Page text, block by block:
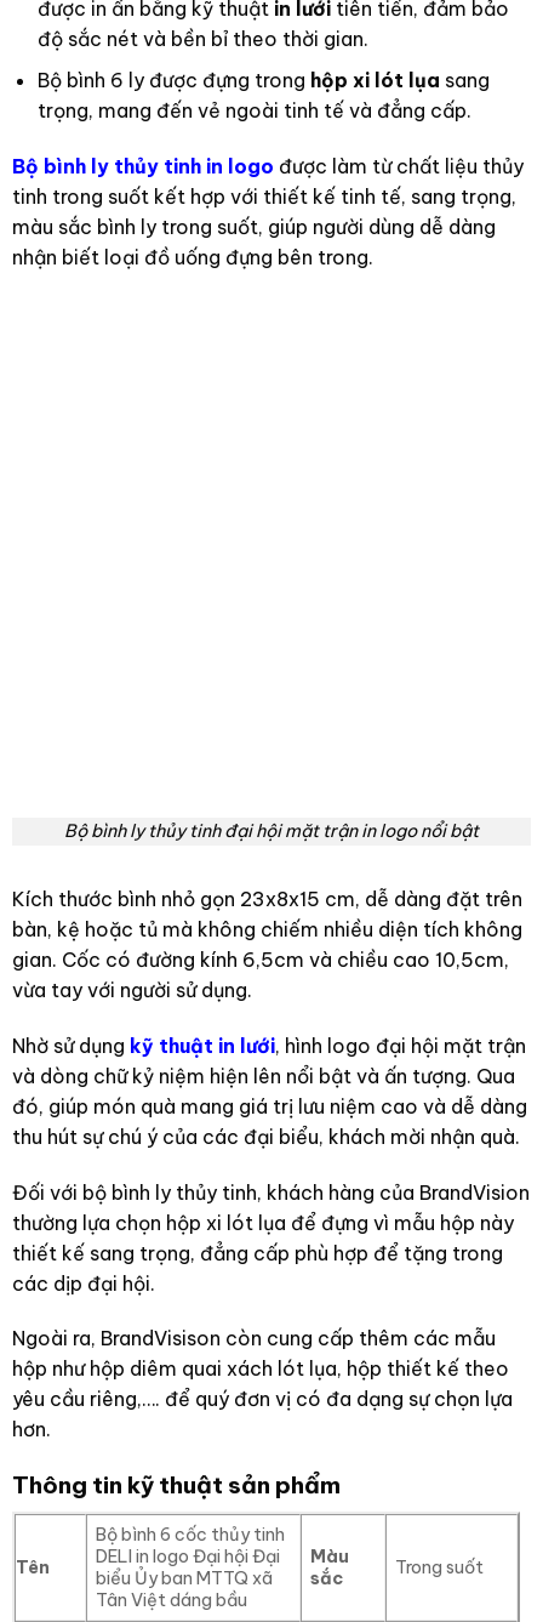
được in ấn bằng kỹ thuật in lưới tiên tiến, đảm bảo
độ sắc nét và bền bỉ theo thời gian.
Bộ bình 6 ly được đựng trong hộp xi lót lụa sang
trọng, mang đến vẻ ngoài tinh tế và đẳng cấp.
Bộ bình ly thủy tinh in logo được làm từ chất liệu thủy
tinh trong suốt kết hợp với thiết kế tinh tế, sang trọng,
màu sắc bình ly trong suốt, giúp người dùng dễ dàng
nhận biết loại đồ uống đựng bên trong.
Bộ bình ly thủy tinh đại hội mặt trận in logo nổi bật
Kích thước bình nhỏ gọn 23x8x15 cm, dễ dàng đặt trên
bàn, kệ hoặc tủ mà không chiếm nhiều diện tích không
gian. Cốc có đường kính 6,5cm và chiều cao 10,5cm,
vừa tay với người sử dụng.
Nhờ sử dụng kỹ thuật in lưới, hình logo đại hội mặt trận
và dòng chữ kỷ niệm hiện lên nổi bật và ấn tượng. Qua
đó, giúp món quà mang giá trị lưu niệm cao và dễ dàng
thu hút sự chú ý của các đại biểu, khách mời nhận quà.
Đối với bộ bình ly thủy tinh, khách hàng của BrandVision
thường lựa chọn hộp xi lót lụa để đựng vì mẫu hộp này
thiết kế sang trọng, đẳng cấp phù hợp để tặng trong
các dịp đại hội.
Ngoài ra, BrandVisison còn cung cấp thêm các mẫu
hộp như hộp diêm quai xách lót lụa, hộp thiết kế theo
yêu cầu riêng,…. để quý đơn vị có đa dạng sự chọn lựa
hơn.
Thông tin kỹ thuật sản phẩm
Tên
Bộ bình 6 cốc thủy tinh
DELI in logo Đại hội Đại
biểu Ủy ban MTTQ xã
Tân Việt dáng bầu
Màu
sắc
Trong suốt